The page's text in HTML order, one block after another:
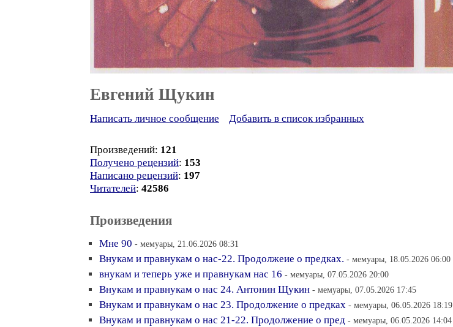
Евгений Щукин
Написать личное сообщение Добавить в список избранных
Произведений: 121
Получено рецензий: 153
Написано рецензий: 197
Читателей: 42586
Произведения
Мне 90 - мемуары, 21.06.2026 08:31
Внукам и правнукам о нас-22. Продолжеие о предках. - мемуары, 18.05.2026 06:00
внукам и теперь уже и правнукам нас 16 - мемуары, 07.05.2026 20:00
Внукам и правнукам о нас 24. Антонин Щукин - мемуары, 07.05.2026 17:45
Внукам и правнукам о нас 23. Продолжение о предках - мемуары, 06.05.2026 18:19
Внукам и правнукам о нас 21-22. Продолжение о пред - мемуары, 06.05.2026 14:04